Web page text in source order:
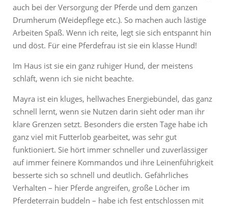
auch bei der Versorgung der Pferde und dem ganzen
Drumherum (Weidepflege etc.). So machen auch lästige
Arbeiten Spaß. Wenn ich reite, legt sie sich entspannt hin
und döst. Für eine Pferdefrau ist sie ein klasse Hund!
Im Haus ist sie ein ganz ruhiger Hund, der meistens
schläft, wenn ich sie nicht beachte.
Mayra ist ein kluges, hellwaches Energiebündel, das ganz
schnell lernt, wenn sie Nutzen darin sieht oder man ihr
klare Grenzen setzt. Besonders die ersten Tage habe ich
ganz viel mit Futterlob gearbeitet, was sehr gut
funktioniert. Sie hört immer schneller und zuverlässiger
auf immer feinere Kommandos und ihre Leinenführigkeit
besserte sich so schnell und deutlich. Gefährliches
Verhalten – hier Pferde angreifen, große Löcher im
Pferdeterrain buddeln – habe ich fest entschlossen mit